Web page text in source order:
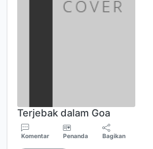
Terjebak dalam Goa
Komentar Penanda Bagikan